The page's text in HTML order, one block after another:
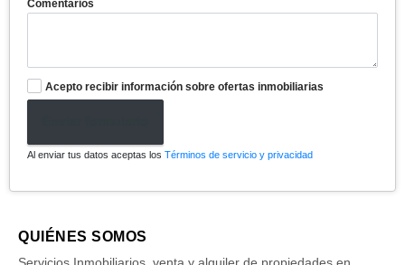
Comentarios
Acepto recibir información sobre ofertas inmobiliarias
Al enviar tus datos aceptas los Términos de servicio y privacidad
QUIÉNES SOMOS
Servicios Inmobiliarios, venta y alquiler de propiedades en